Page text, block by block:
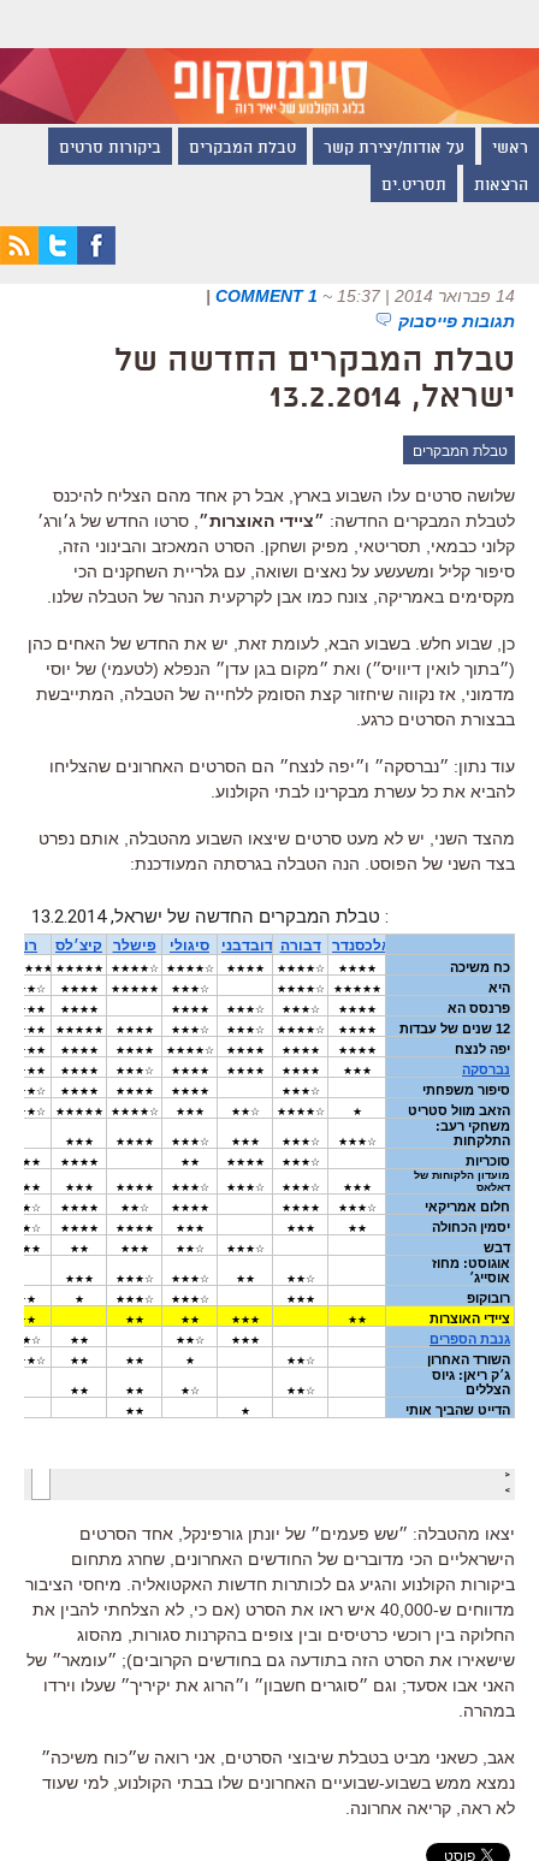
ראשי על אודות/יצירת קשר טבלת המבקרים ביקורות סרטים
הרצאות תסריט.ים
14 פברואר 2014 | 15:37 ~
1 COMMENT
|
תגובות פייסבוק
טבלת המבקרים החדשה של
ישראל, 13.2.2014
טבלת המבקרים
שלושה סרטים עלו השבוע בארץ, אבל רק אחד מהם הצליח להיכנס
לטבלת המבקרים החדשה: ״ציידי האוצרות״ , סרטו החדש של ג׳ורג׳
קלוני כבמאי, תסריטאי, מפיק ושחקן. הסרט המאכזב והבינוני הזה,
סיפור קליל ומשעשע על נאצים ושואה, עם גלריית השחקנים הכי
מקסימים באמריקה, צונח כמו אבן לקרקעית הנהר של הטבלה שלנו.
כן, שבוע חלש. בשבוע הבא, לעומת זאת, יש את החדש של האחים כהן
(״בתוך לואין דיוויס״) ואת ״מקום בגן עדן״ הנפלא (לטעמי) של יוסי
מדמוני, אז נקווה שיחזור קצת הסומק ללחייה של הטבלה, המתייבשת
בבצורת הסרטים כרגע.
עוד נתון: ״נברסקה״ ו״יפה לנצח״ הם הסרטים האחרונים שהצליחו
להביא את כל עשרת מבקרינו לבתי הקולנוע.
מהצד השני, יש לא מעט סרטים שיצאו השבוע מהטבלה, אותם נפרט
בצד השני של הפוסט. הנה הטבלה בגרסתה המעודכנת:
יצאו מהטבלה: ״שש פעמים״ של יונתן גורפינקל, אחד הסרטים
הישראליים הכי מדוברים של החודשים האחרונים, שחרג מתחום
ביקורות הקולנוע והגיע גם לכותרות חדשות האקטואליה. מיחסי הציבור
מדווחים ש-40,000 איש ראו את הסרט (אם כי, לא הצלחתי להבין את
החלוקה בין רוכשי כרטיסים ובין צופים בהקרנות סגורות, מהסוג
שישאירו את הסרט הזה בתודעה גם בחודשים הקרובים); ״עומאר״ של
האני אבו אסעד; וגם ״סוגרים חשבון״ ו״הרוג את יקיריך״ שעלו וירדו
במהרה.
אגב, כשאני מביט בטבלת שיבוצי הסרטים, אני רואה ש״כוח משיכה״
נמצא ממש בשבוע-שבועיים האחרונים שלו בבתי הקולנוע, למי שעוד
לא ראה, קריאה אחרונה.